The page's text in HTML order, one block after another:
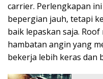
carrier. Perlengkapan
bepergian jauh, tetapi
baik lepaskan saja.
hambatan angin yang
bekerja lebih keras dan